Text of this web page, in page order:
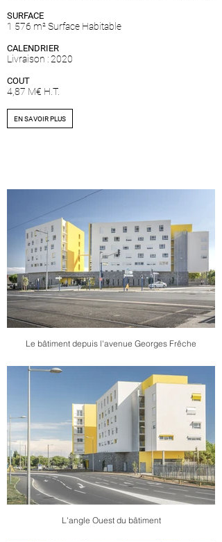
SURFACE
1 576 m² Surface Habitable
CALENDRIER
Livraison : 2020
COUT
4,87 M€ H.T.
EN SAVOIR PLUS
Le bâtiment depuis l'avenue Georges Frêche
L'angle Ouest du bâtiment